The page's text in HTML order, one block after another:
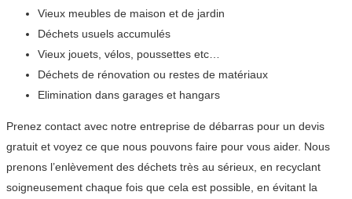
Vieux meubles de maison et de jardin
Déchets usuels accumulés
Vieux jouets, vélos, poussettes etc…
Déchets de rénovation ou restes de matériaux
Elimination dans garages et hangars
Prenez contact avec notre entreprise de débarras pour un devis
gratuit et voyez ce que nous pouvons faire pour vous aider. Nous
prenons l’enlèvement des déchets très au sérieux, en recyclant
soigneusement chaque fois que cela est possible, en évitant la